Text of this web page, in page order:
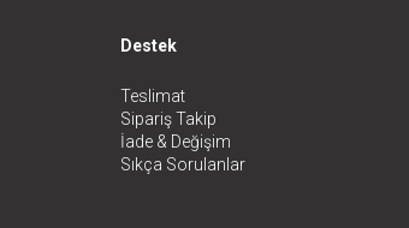
Destek
Teslimat
Sipariş Takip
İade & Değişim
Sıkça Sorulanlar